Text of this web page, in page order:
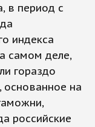
в период с
индекса
самом деле,
гораздо
основанное на
российские